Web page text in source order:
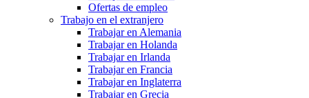
Ofertas de empleo
Trabajo en el extranjero
Trabajar en Alemania
Trabajar en Holanda
Trabajar en Irlanda
Trabajar en Francia
Trabajar en Inglaterra
Trabajar en Grecia